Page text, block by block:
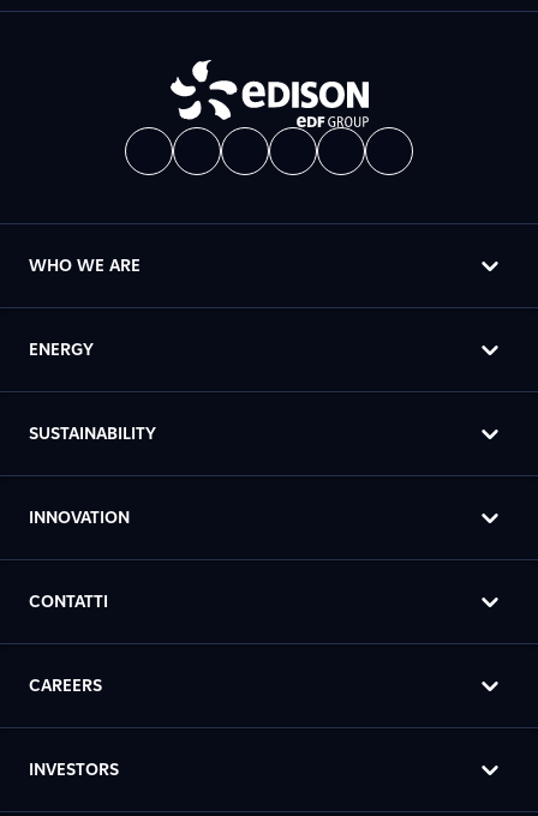
WHO WE ARE
ENERGY
SUSTAINABILITY
INNOVATION
CONTATTI
CAREERS
INVESTORS